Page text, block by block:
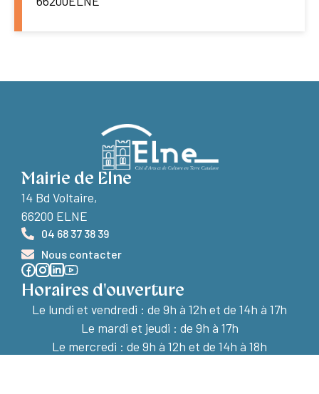
Mairie de Elne
14 Bd Voltaire,
66200 ELNE
04 68 37 38 39
Nous contacter
Horaires d'ouverture
Le lundi et vendredi : de 9h à 12h et de 14h à 17h
Le mardi et jeudi : de 9h à 17h
Le mercredi : de 9h à 12h et de 14h à 18h